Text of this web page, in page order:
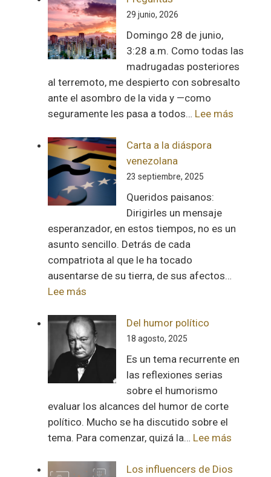
29 junio, 2026
Domingo 28 de junio,
3:28 a.m. Como todas las
madrugadas posteriores
al terremoto, me despierto con sobresalto
ante el asombro de la vida y —como
seguramente les pasa a todos… Lee más:
Carta a la diáspora
venezolana
23 septiembre, 2025
Queridos paisanos:
Dirigirles un mensaje
esperanzador, en estos tiempos, no es un
asunto sencillo. Detrás de cada
compatriota al que le ha tocado
ausentarse de su tierra, de sus afectos…
Lee más:
a
la
diáspora
venezolana
Del humor político
18 agosto, 2025
Es un tema recurrente en
las reflexiones serias
sobre el humorismo
evaluar los alcances del humor de corte
político. Mucho se ha discutido sobre el
tema. Para comenzar, quizá la… Lee más:
humor
Los influencers de Dios